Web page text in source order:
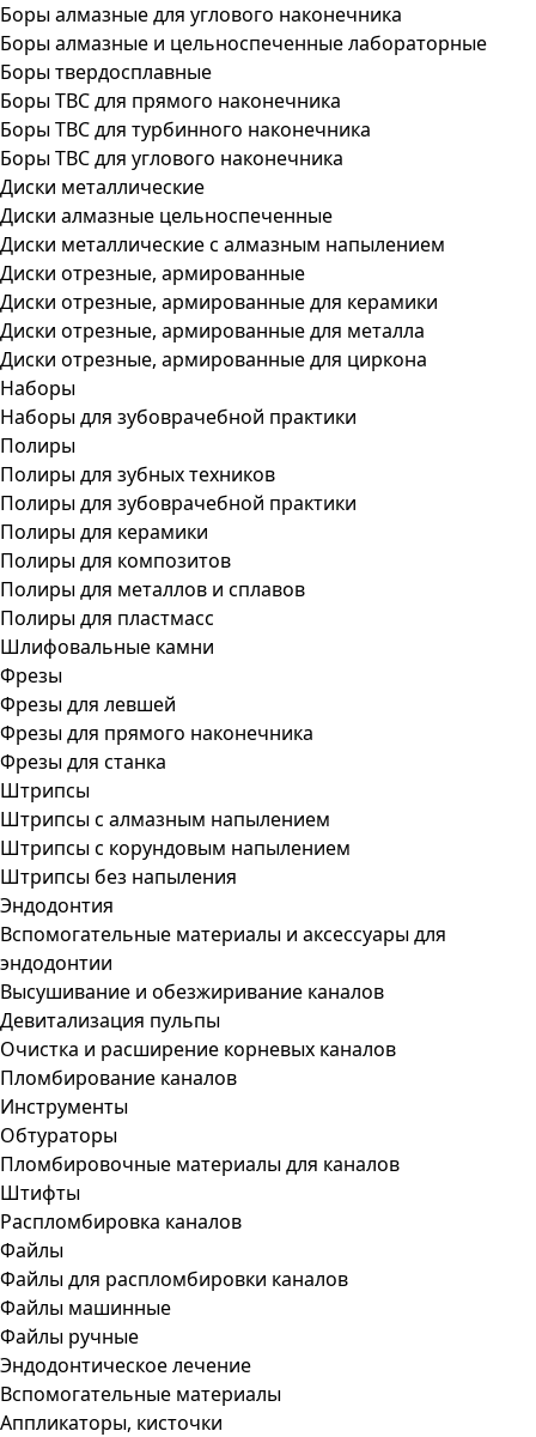
Боры алмазные для углового наконечника
Боры алмазные и цельноспеченные лабораторные
Боры твердосплавные
Боры ТВС для прямого наконечника
Боры ТВС для турбинного наконечника
Боры ТВС для углового наконечника
Диски металлические
Диски алмазные цельноспеченные
Диски металлические с алмазным напылением
Диски отрезные, армированные
Диски отрезные, армированные для керамики
Диски отрезные, армированные для металла
Диски отрезные, армированные для циркона
Наборы
Наборы для зубоврачебной практики
Полиры
Полиры для зубных техников
Полиры для зубоврачебной практики
Полиры для керамики
Полиры для композитов
Полиры для металлов и сплавов
Полиры для пластмасс
Шлифовальные камни
Фрезы
Фрезы для левшей
Фрезы для прямого наконечника
Фрезы для станка
Штрипсы
Штрипсы c алмазным напылением
Штрипсы c корундовым напылением
Штрипсы без напыления
Эндодонтия
Вспомогательные материалы и аксессуары для
эндодонтии
Высушивание и обезжиривание каналов
Девитализация пульпы
Очистка и расширение корневых каналов
Пломбирование каналов
Инструменты
Обтураторы
Пломбировочные материалы для каналов
Штифты
Распломбировка каналов
Файлы
Файлы для распломбировки каналов
Файлы машинные
Файлы ручные
Эндодонтическое лечение
Вспомогательные материалы
Аппликаторы, кисточки